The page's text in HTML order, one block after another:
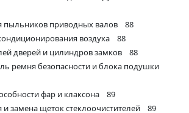
пыльников приводных валов 88
воздуха 88
дверей и цилиндров замков 88
ремня безопасности и блока подушки
фар и клаксона 89
и замена щеток стеклоочистителей 89